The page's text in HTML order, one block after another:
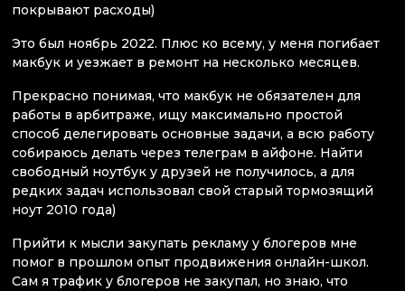
покрывают расходы)
Это был ноябрь 2022. Плюс ко всему, у меня погибает
макбук и уезжает в ремонт на несколько месяцев.
Прекрасно понимая, что макбук не обязателен для
работы в арбитраже, ищу максимально простой
способ делегировать основные задачи, а всю работу
собираюсь делать через телеграм в айфоне. Найти
свободный ноутбук у друзей не получилось, а для
редких задач использовал свой старый тормозящий
ноут 2010 года)
Прийти к мысли закупать рекламу у блогеров мне
помог в прошлом опыт продвижения онлайн-школ.
Сам я трафик у блогеров не закупал, но знаю, что